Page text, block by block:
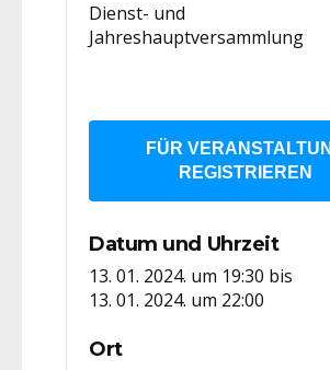
Dienst- und
Jahreshauptversammlung
FÜR
REGISTRIEREN
Datum und Uhrzeit
13. 01. 2024. um 19:30 bis
13. 01. 2024. um 22:00
Ort